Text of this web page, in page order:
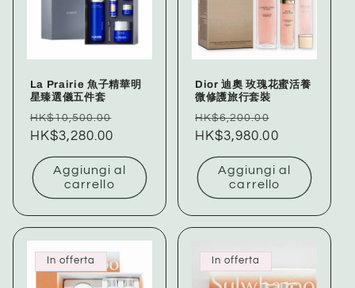
La Prairie 魚子精華明
星臻選儀五件套
Prezzo
di
listino
HK$10,500.00
HK$3,280.00
Aggiungi al
carrello
Dior 迪奧 玫瑰花蜜活養
微修護旅行套裝
Prezzo
di
listino
HK$6,200.00
scontato
HK$3,980.00
Aggiungi al
carrello
In offerta In offerta